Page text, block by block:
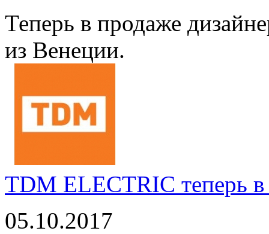
Теперь в продаже
из Венеции.
TDM ELECTRIC теперь
05.10.2017